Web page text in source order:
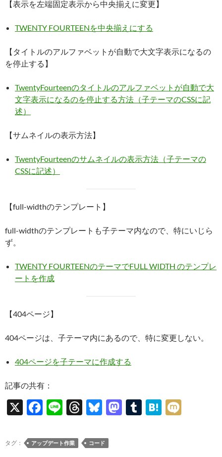
【表示を左端固定表示から中央揃えに変更】
TWENTY FOURTEENを中央揃えにする
【タイトルのアルファベットが自動で大文字表示になるの
を停止する】
TwentyFourteenのタイトルのアルファベットが自動で大
文字表示になるのを停止する方法（子テーマのCSSに記
述）
【サムネイルの表示方法】
TwentyFourteenのサムネイルの表示方法（子テーマの
CSSに記述）
【full-widthのテンプレート】
full-widthのテンプレートも子テーマ内なので、特にいじら
ず。
TWENTY FOURTEENのテーマでFULL WIDTH のテンプレ
ートを作成
【404ページ】
404ページは、子テーマ内にあるので、特に変更しない。
404ページを子テーマに作成する
記事の共有：
X
F
e
Li
e
T
e
Bl
es
M T
H
タグ： アップデート作業 コード